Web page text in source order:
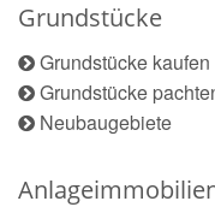
Grundstücke
Grundstücke kaufen
Grundstücke
Neubaugebiete